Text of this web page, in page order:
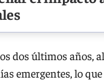
dos últimos años,
emergentes, lo